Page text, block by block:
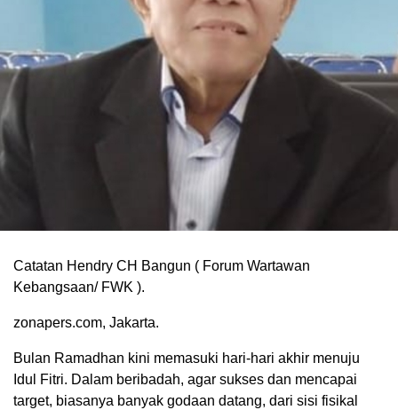
Catatan Hendry CH Bangun ( Forum Wartawan
Kebangsaan/ FWK ).
zonapers.com, Jakarta.
Bulan Ramadhan kini memasuki hari-hari akhir menuju
Idul Fitri. Dalam beribadah, agar sukses dan mencapai
target, biasanya banyak godaan datang, dari sisi fisikal